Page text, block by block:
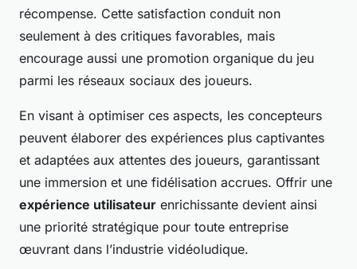
récompense. Cette satisfaction conduit non
seulement à des critiques favorables, mais
encourage aussi une promotion organique du jeu
parmi les réseaux sociaux des joueurs.
En visant à optimiser ces aspects, les concepteurs
peuvent élaborer des expériences plus captivantes
et adaptées aux attentes des joueurs, garantissant
une immersion et une fidélisation accrues. Offrir une
expérience utilisateur enrichissante devient ainsi
une priorité stratégique pour toute entreprise
œuvrant dans l’industrie vidéoludique.